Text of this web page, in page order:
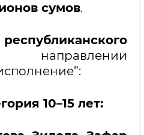
сумов.
10–15 лет: